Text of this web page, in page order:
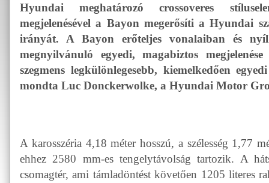
Hyundai meghatározó crossoveres
megjelenésével a Bayon megerősíti a Hyundai
irányát. A Bayon erőteljes vonalaiban és
megnyilvánuló egyedi, magabiztos
szegmens legkülönlegesebb, kiemelkedően
mondta Luc Donckerwolke, a Hyundai Motor
A karosszéria 4,18 méter hosszú, a szélesség 1,77
ehhez 2580 mm-es tengelytávolság tartozik. A
csomagtér, ami támladöntést követően 1205 literes